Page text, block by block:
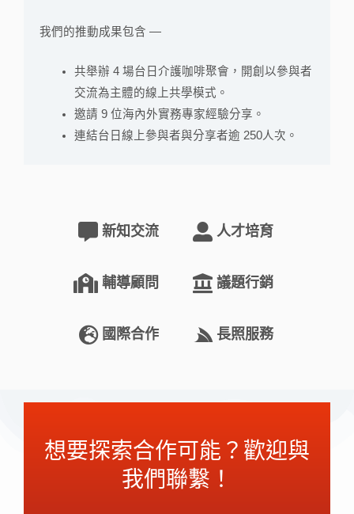
我們的推動成果包含 —
共舉辦 4 場台日介護咖啡聚會，開創以參與者
交流為主體的線上共學模式。
邀請 9 位海內外實務專家經驗分享。
連結台日線上參與者與分享者逾 250人次。
新知交流 人才培育
輔導顧問 議題行銷
國際合作 長照服務
想要探索合作可能？歡迎與
我們聯繫！